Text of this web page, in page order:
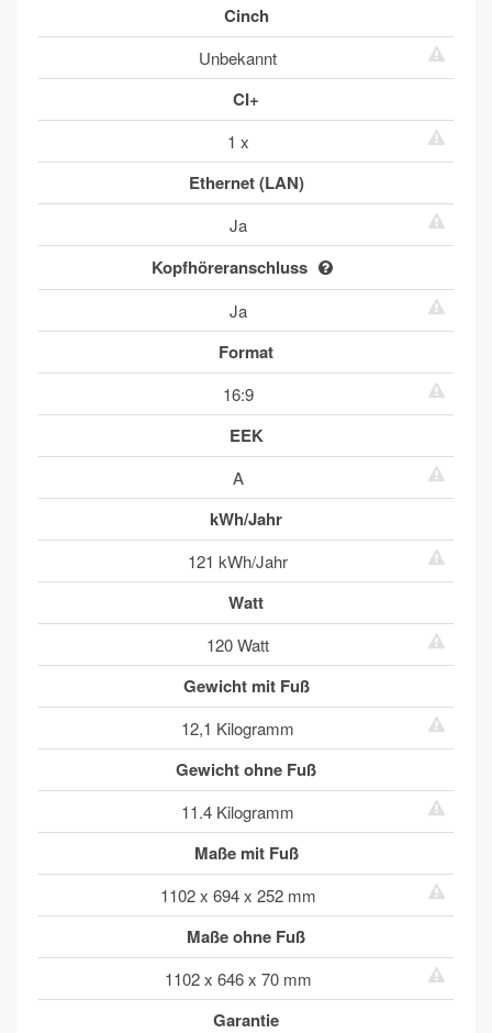
Cinch
Unbekannt
CI+
1 x
Ethernet (LAN)
Ja
Kopfhöreranschluss
Ja
Format
16:9
EEK
A
kWh/Jahr
121 kWh/Jahr
Watt
120 Watt
Gewicht mit Fuß
12,1 Kilogramm
Gewicht ohne Fuß
11.4 Kilogramm
Maße mit Fuß
1102 x 694 x 252 mm
Maße ohne Fuß
1102 x 646 x 70 mm
Garantie